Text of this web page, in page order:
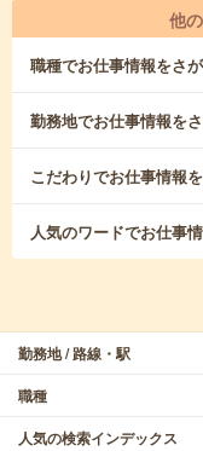
他
職種でお仕事情報をさ
勤務地でお仕事情報を
こだわりでお仕事情報
人気のワードでお仕事
勤務地 / 路線・駅
職種
人気の検索インデックス